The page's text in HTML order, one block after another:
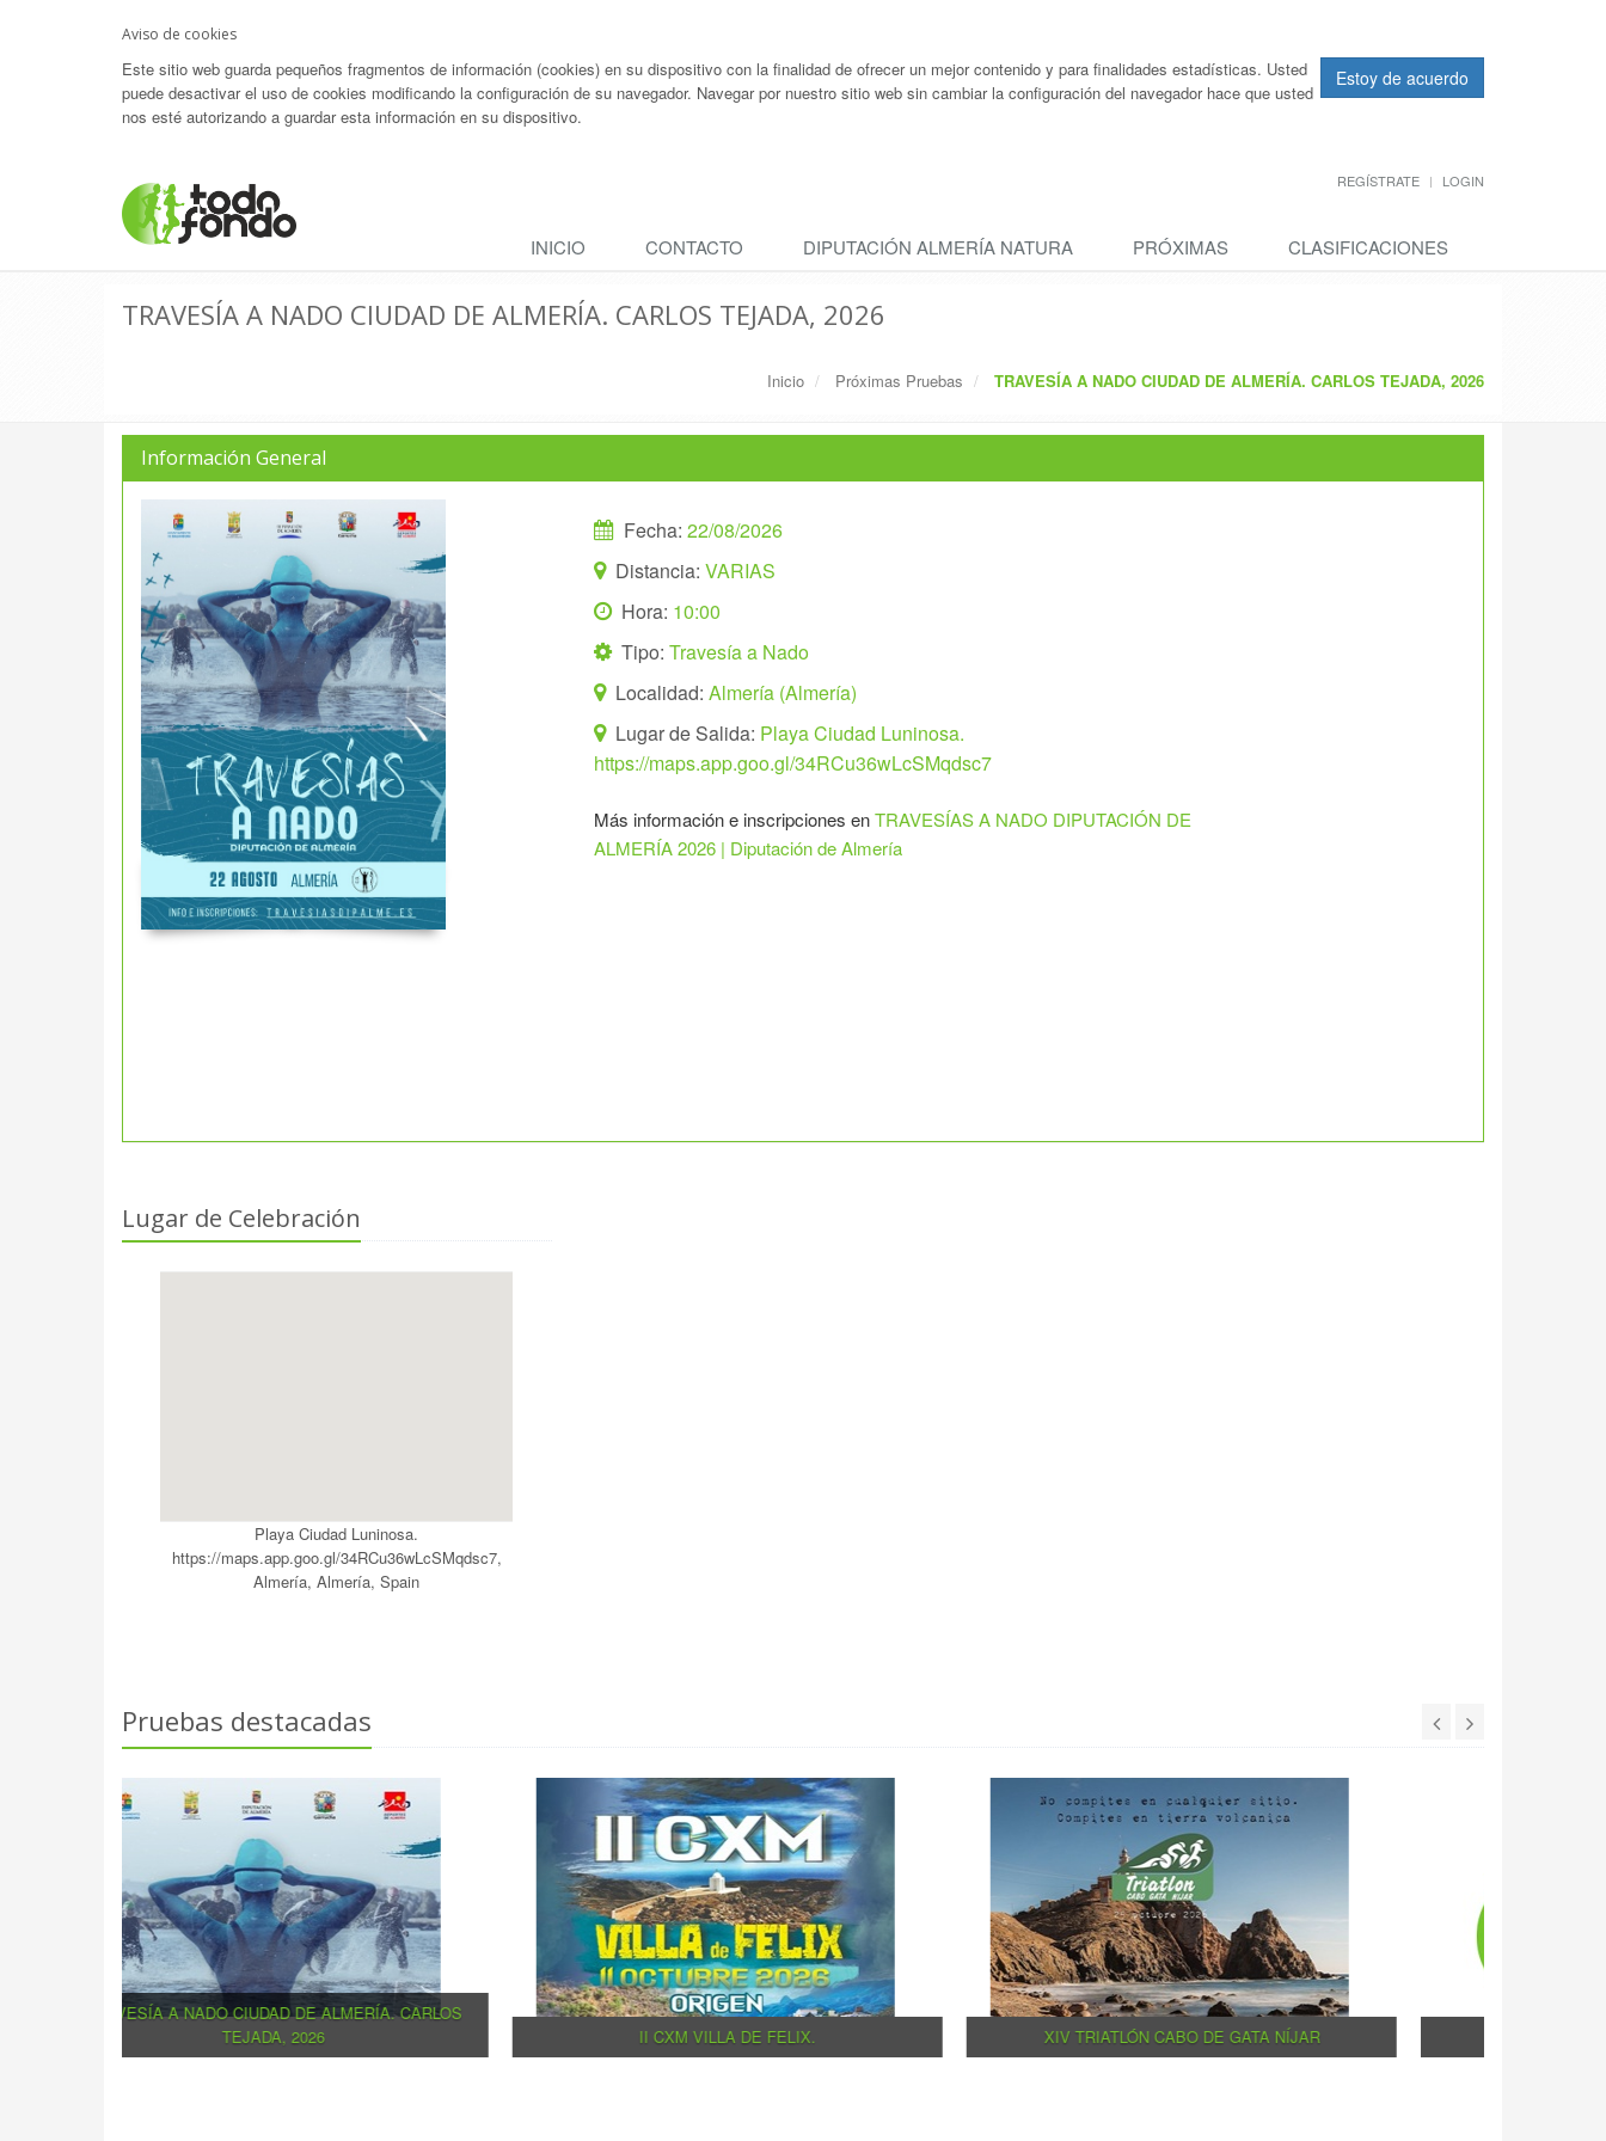
Aviso de cookies
Estoy de acuerdo
Este sitio web guarda pequeños fragmentos de información (cookies) en su dispositivo con la finalidad de ofrecer un mejor contenido y para finalidades estadísticas. Usted
puede desactivar el uso de cookies modificando la configuración de su navegador. Navegar por nuestro sitio web sin cambiar la configuración del navegador hace que usted
nos esté autorizando a guardar esta información en su dispositivo.
REGÍSTRATE LOGIN
INICIO CONTACTO DIPUTACIÓN ALMERÍA NATURA PRÓXIMAS CLASIFICACIONES
TRAVESÍA A NADO CIUDAD DE ALMERÍA. CARLOS TEJADA, 2026
Inicio Próximas Pruebas TRAVESÍA A NADO CIUDAD DE ALMERÍA. CARLOS TEJADA, 2026
Información General
Fecha:22/08/2026
Distancia:VARIAS
Hora: 10:00
Tipo:Travesía a Nado
Localidad:Almería (Almería)
Lugar de Salida: Playa Ciudad Luninosa.
https://maps.app.goo.gl/34RCu36wLcSMqdsc7
Más información e inscripciones enTRAVESÍAS A NADO DIPUTACIÓN DE
ALMERÍA 2026 | Diputación de Almería
Lugar de Celebración
Playa Ciudad Luninosa.
https://maps.app.goo.gl/34RCu36wLcSMqdsc7,
Almería, Almería, Spain
Pruebas destacadas
TRAVESÍA A NADO CIUDAD DE ALMERÍA. CARLOS
TEJADA, 2026
II CXM VILLA DE FELIX. XIV TRIATLÓN CABO DE GATA NÍJAR